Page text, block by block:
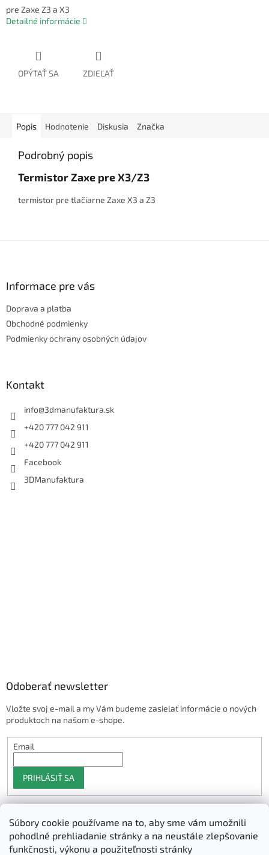
Súbory cookie používame na to, aby sme vám umožnili
pohodlné prehliadanie stránky a na neustále zlepšovanie
funkčnosti, výkonu a použiteľnosti stránky
pre Zaxe Z3 a X3
Detailné informácie
OPÝTAŤ SA ZDIEĽAŤ
Popis Hodnotenie Diskusia Značka
Podrobný popis
Termistor Zaxe pre X3/Z3
termistor pre tlačiarne Zaxe X3 a Z3
Informace pre vás
Doprava a platba
Obchodné podmienky
Podmienky ochrany osobných údajov
Kontakt
info@3dmanufaktura.sk
+420 777 042 911
+420 777 042 911
Facebook
3DManufaktura
Odoberať newsletter
Vložte svoj e-mail a my Vám budeme zasielať informácie o nových
produktoch na našom e-shope.
Email
PRIHLÁSIŤ SA
Shoptet.sk